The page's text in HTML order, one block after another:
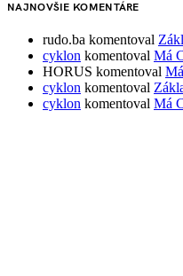
NAJNOVŠIE KOMENTÁRE
rudo.ba komentoval
cyklon komentoval Má
HORUS komentoval
cyklon komentoval
cyklon komentoval Má